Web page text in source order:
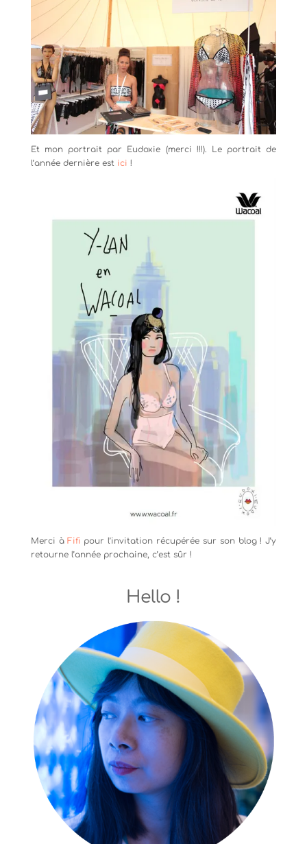
Et mon portrait par Eudoxie (merci !!!). Le portrait de
l’année dernière est ici !
Merci àFifi pour l’invitation récupérée sur son blog ! J’y
retourne l’année prochaine, c’est sûr !
Hello !